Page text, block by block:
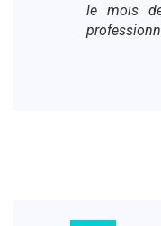
le mois